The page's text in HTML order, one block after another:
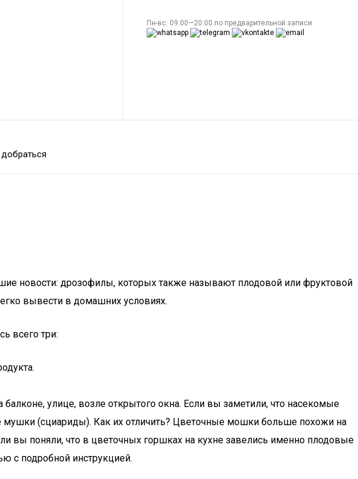
Пн-вс: 09:00—20:00 по предварительной записи
новости: дрозофилы, которых также называют плодовой или фруктовой
вывести в домашних условиях.
всего три:
улице, возле открытого окна. Если вы заметили, что насекомые
мушки (сциариды). Как их отличить? Цветочные мошки больше похожи на
вы поняли, что в цветочных горшках на кухне завелись именно плодовые
с подробной инструкцией.